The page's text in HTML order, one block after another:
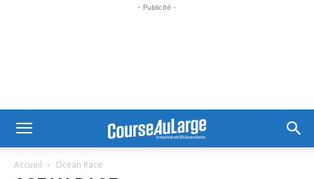
- Publicité -
Accueil Ocean Race